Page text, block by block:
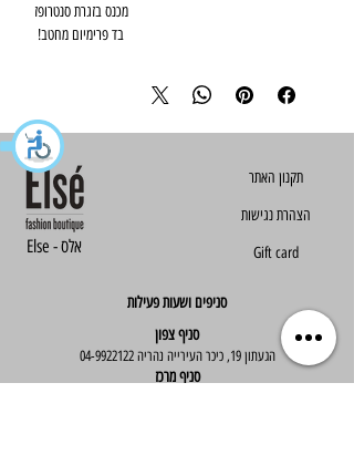
בד פרימיום מחטב!
Else - אלס
תקנון האתר​​
הצהרת נגישות
Gift card
סניפים ושעות פעילות
סניף צפון
הגעתון 19, כיכר העירייה נהריה 04-9922122
סניף מרכז